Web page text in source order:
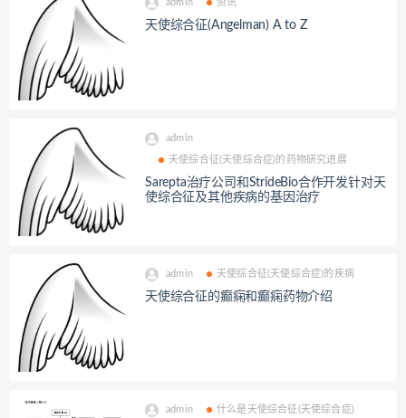
admin 资讯
天使综合征(Angelman) A to Z
admin
天使综合征(天使综合症)的药物研究进展
Sarepta治疗公司和StrideBio合作开发针对天
使综合征及其他疾病的基因治疗
admin 天使综合征(天使综合症)的疾病
天使综合征的癫痫和癫痫药物介绍
admin 什么是天使综合征(天使综合症)